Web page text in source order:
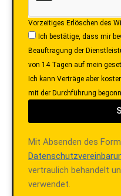
Vorzeitiges Erlöschen des
Ich bestätige, dass mir
Beauftragung der
von 14 Tagen auf mein
Ich kann Verträge aber
mit der Durchführung
Mit Absenden des
vertraulich behandelt
verwendet.